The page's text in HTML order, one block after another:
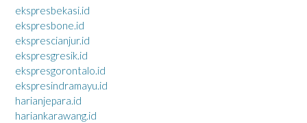
ekspresbekasi.id
ekspresbone.id
eksprescianjur.id
ekspresgresik.id
ekspresgorontalo.id
ekspresindramayu.id
harianjepara.id
hariankarawang.id